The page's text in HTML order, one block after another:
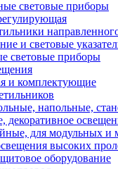
световые приборы
и световые
световые приборы
и комплектующие
напольные,
для модульных и
высоких
оборудование